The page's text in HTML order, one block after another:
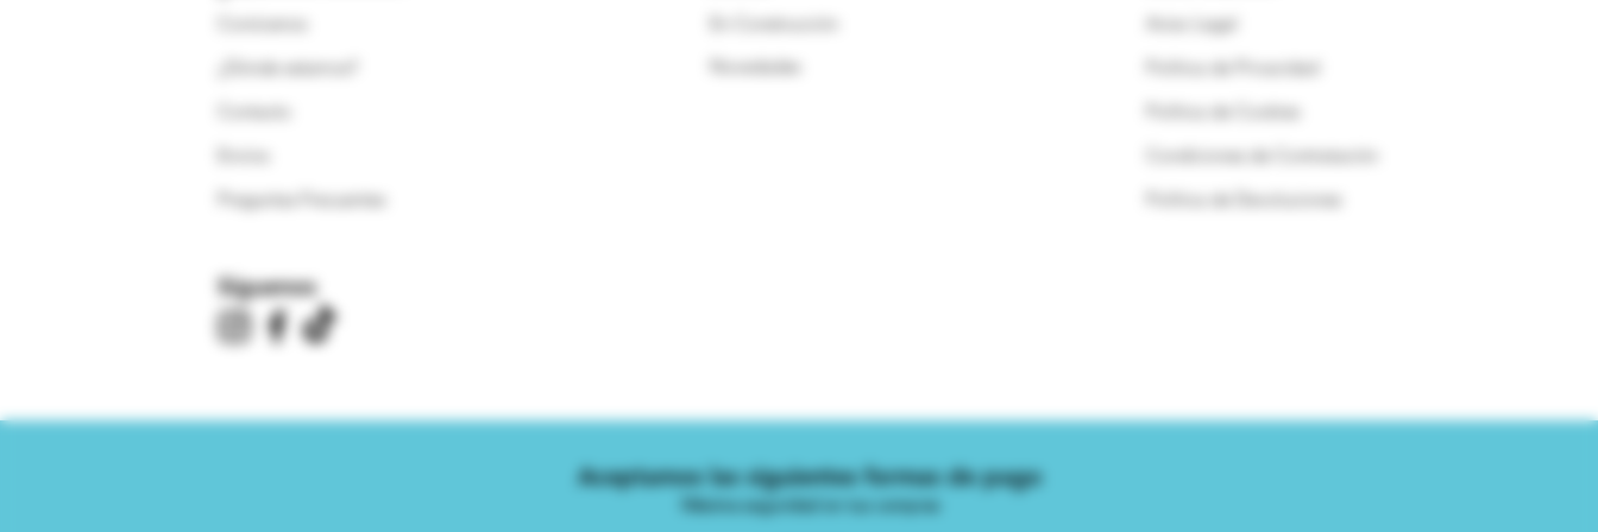
¿Dónde estamos?
Preguntas Frecuentes
Novedades
Aviso Legal
Política de Privacidad
Síguenos
Aceptamos las siguientes formas de pago
Máxima seguridad en tus compras